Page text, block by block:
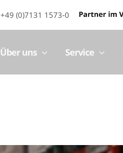
+49 (0)7131 1573-0
Über uns Service